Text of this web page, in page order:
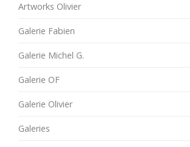
Artworks Olivier
Galerie Fabien
Galerie Michel G.
Galerie OF
Galerie Olivier
Galeries